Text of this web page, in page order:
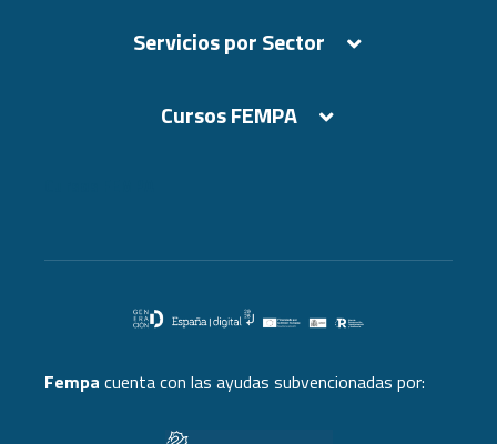
Servicios por Sector
Cursos FEMPA
Fempa cuenta con las ayudas subvencionadas por: